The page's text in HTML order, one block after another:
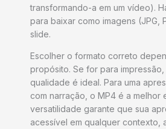
transformando-a em um vídeo).
para baixar como imagens (JPG,
slide.
Escolher o formato correto
propósito. Se for para impressão,
qualidade é ideal. Para uma
com narração, o MP4 é a melhor
versatilidade garante que sua
acessível em qualquer contexto,